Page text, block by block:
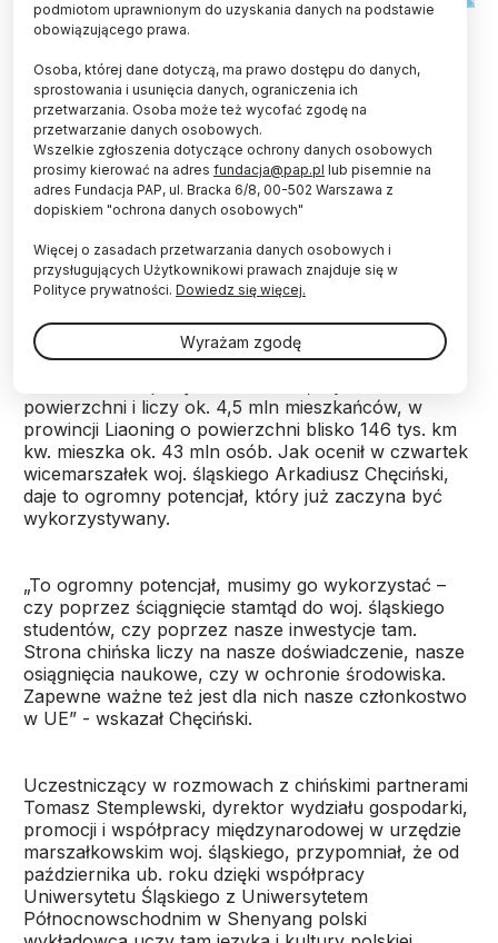
technologicznych, leczenie serca i polski system
ochrony środowiska – to rozwijane dotąd obszary
współpracy woj. śląskiego z chińską prowincją
Liaoning. W regionie trwa trzydniowa wizyta
przedstawicieli tej prowincji.
delegacja prezydium odpowiednika Sejmiku Woj.
Śląskiego - Ludowej Politycznej Konferencji
Konsultatywnej Prowincji Liaoning.
Formalna współpraca obu regionów trwa od maja
powierzchni i liczy ok. 4,5 mln mieszkańców, w
prowincji Liaoning o powierzchni blisko 146 tys. km
kw. mieszka ok. 43 mln osób. Jak ocenił w czwartek
wicemarszałek woj. śląskiego Arkadiusz Chęciński,
daje to ogromny potencjał, który już zaczyna być
wykorzystywany.
„To ogromny potencjał, musimy go wykorzystać –
czy poprzez ściągnięcie stamtąd do woj. śląskiego
studentów, czy poprzez nasze inwestycje tam.
Strona chińska liczy na nasze doświadczenie, nasze
osiągnięcia naukowe, czy w ochronie środowiska.
Zapewne ważne też jest dla nich nasze członkostwo
w UE” - wskazał Chęciński.
Uczestniczący w rozmowach z chińskimi partnerami
Tomasz Stemplewski, dyrektor wydziału gospodarki,
promocji i współpracy międzynarodowej w urzędzie
marszałkowskim woj. śląskiego, przypomniał, że od
października ub. roku dzięki współpracy
Uniwersytetu Śląskiego z Uniwersytetem
Północnowschodnim w Shenyang polski
podmiotom uprawnionym do uzyskania danych na podstawie
obowiązującego prawa.
Osoba, której dane dotyczą, ma prawo dostępu do danych,
sprostowania i usunięcia danych, ograniczenia ich
przetwarzania. Osoba może też wycofać zgodę na
przetwarzanie danych osobowych.
Wszelkie zgłoszenia dotyczące ochrony danych osobowych
prosimy kierować na adres fundacja@pap.pl lub pisemnie na
adres Fundacja PAP, ul. Bracka 6/8, 00-502 Warszawa z
dopiskiem "ochrona danych osobowych"
Więcej o zasadach przetwarzania danych osobowych i
przysługujących Użytkownikowi prawach znajduje się w
Polityce prywatności. Dowiedz się więcej.
Wyrażam zgodę